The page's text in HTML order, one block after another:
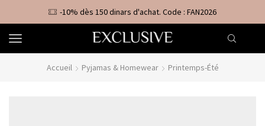
-10% dès 150 dinars d'achat. Code : FAN2026
Accueil Pyjamas & Homewear Printemps-Été